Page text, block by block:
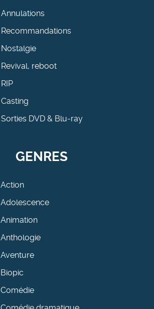
Annulations
Recommandations
Nostalgie
Revival, reboot
RIP
Casting
Sorties DVD & Blu-ray
GENRES
Action
Adolescence
Animation
Anthologie
Aventure
Biopic
Comédie